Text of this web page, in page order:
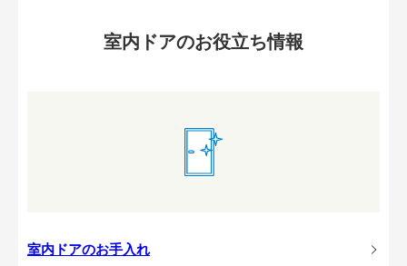
室内ドアのお役立ち情報
室内ドアのお手入れ